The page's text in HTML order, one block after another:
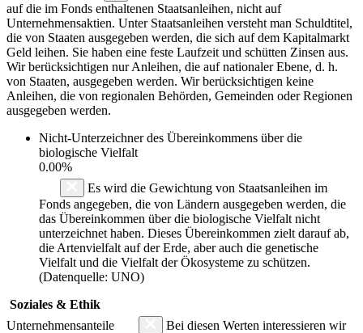
auf die im Fonds enthaltenen Staatsanleihen, nicht auf
Unternehmensaktien. Unter Staatsanleihen versteht man Schuldtitel,
die von Staaten ausgegeben werden, die sich auf dem Kapitalmarkt
Geld leihen. Sie haben eine feste Laufzeit und schütten Zinsen aus.
Wir berücksichtigen nur Anleihen, die auf nationaler Ebene, d. h.
von Staaten, ausgegeben werden. Wir berücksichtigen keine
Anleihen, die von regionalen Behörden, Gemeinden oder Regionen
ausgegeben werden.
Nicht-Unterzeichner des Übereinkommens über die
biologische Vielfalt
0.00%
Es wird die Gewichtung von Staatsanleihen im
Fonds angegeben, die von Ländern ausgegeben werden, die
das Übereinkommen über die biologische Vielfalt nicht
unterzeichnet haben. Dieses Übereinkommen zielt darauf ab,
die Artenvielfalt auf der Erde, aber auch die genetische
Vielfalt und die Vielfalt der Ökosysteme zu schützen.
(Datenquelle: UNO)
Soziales & Ethik
Unternehmensanteile
Bei diesen Werten interessieren wir